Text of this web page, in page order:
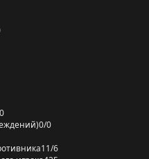
0/0
11/6